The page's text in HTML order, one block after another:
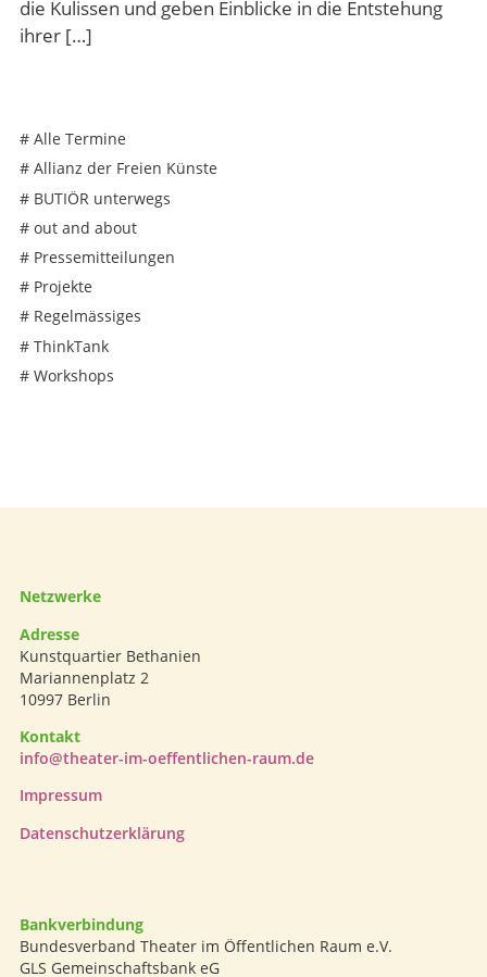
die Kulissen und geben Einblicke in die Entstehung
ihrer […]
# Alle Termine
# Allianz der Freien Künste
# BUTIÖR unterwegs
# out and about
# Pressemitteilungen
# Projekte
# Regelmässiges
# ThinkTank
# Workshops
Netzwerke
Adresse
Kunstquartier Bethanien
Mariannenplatz 2
10997 Berlin
Kontakt
info@theater-im-oeffentlichen-raum.de
Impressum
Datenschutzerklärung
Bankverbindung
Bundesverband Theater im Öffentlichen Raum e.V.
GLS Gemeinschaftsbank eG